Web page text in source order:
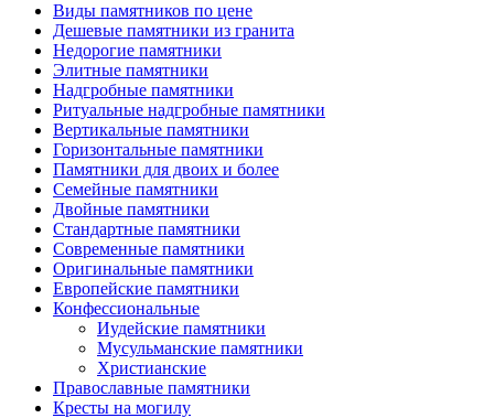
Виды памятников по цене
Дешевые памятники из гранита
Недорогие памятники
Элитные памятники
Надгробные памятники
Ритуальные надгробные памятники
Вертикальные памятники
Горизонтальные памятники
Памятники для двоих и более
Семейные памятники
Двойные памятники
Стандартные памятники
Современные памятники
Оригинальные памятники
Европейские памятники
Конфессиональные
Иудейские памятники
Мусульманские памятники
Христианские
Православные памятники
Кресты на могилу